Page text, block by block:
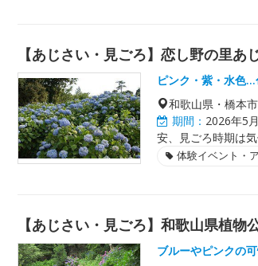
【あじさい・見ごろ】恋し野の里あ
ピンク・紫・水色
和歌山県・橋本市
期間： 2026年5
安、見ごろ時期は
体験イベント・
【あじさい・見ごろ】和歌山県植物
ブルーやピンクの